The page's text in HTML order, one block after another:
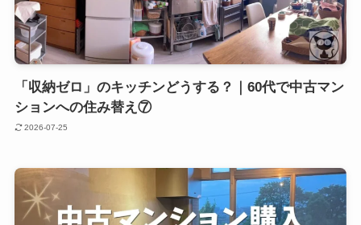
「収納ゼロ」のキッチンどうする？｜60代で中古マン
ションへの住み替え⑦
2026-07-25